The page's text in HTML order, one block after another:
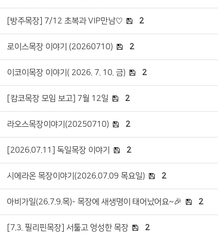
[방주목장] 7/12 초복과 VIP만남♡ 2
로이스목장 이야기 (20260710) 2
이코이목장 이야기( 2026. 7. 10. 금) 2
[캄코목장 모임 보고] 7월 12일 2
라오스목장이야기(20250710) 2
[2026.07.11] 독일목장 이야기 2
시에라온 목장이야기(2026.07.09 목요일) 2
아비가일(26.7.9.목)- 목장에 새생명이 태어났어요~🎉 2
[7.3. 필리핀목장] 서툴고 엉성한 목장 2